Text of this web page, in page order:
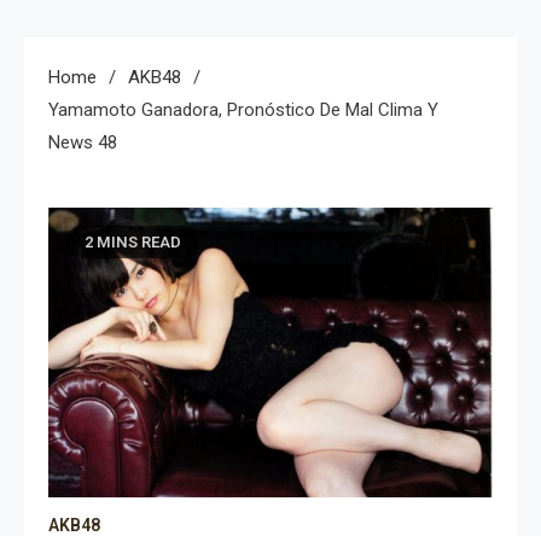
Home
AKB48
Yamamoto Ganadora, Pronóstico De Mal Clima Y
News 48
2 MINS READ
AKB48